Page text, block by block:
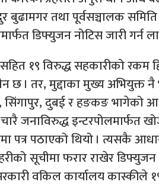
बुढामगर तथा पूर्वसञ्चालक
डिफ्युजन नोटिस जारी गर्न
१९ विरुद्ध सहकारीको रकम
छ । तर, मुद्दाका मुख्य अभियुक्त
दुबई र हङकङ भागेको
जनाविरुद्ध इन्टरपोलमार्फत
पत्र पठाएको थियो । त्यसकै
सूचीमा फरार राखेर
वकिल कार्यालय कास्कीले १९